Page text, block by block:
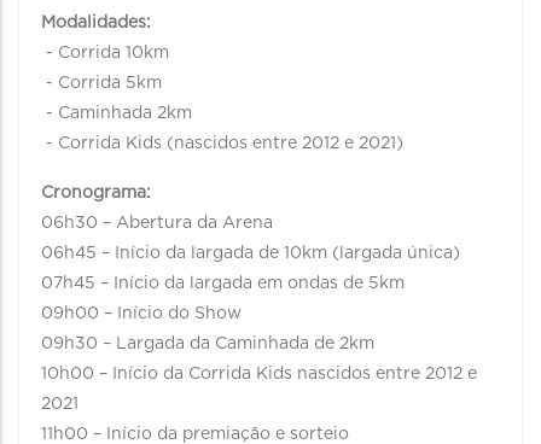
Modalidades:
- Corrida 10km
- Corrida 5km
- Caminhada 2km
- Corrida Kids (nascidos entre 2012 e 2021)
Cronograma:
06h30 – Abertura da Arena
06h45 – Início da largada de 10km (largada única)
07h45 – Início da largada em ondas de 5km
09h00 – Início do Show
09h30 – Largada da Caminhada de 2km
10h00 – Início da Corrida Kids nascidos entre 2012 e
2021
11h00 – Início da premiação e sorteio